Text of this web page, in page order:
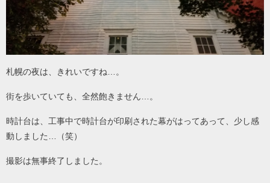
札幌の夜は、きれいですね…。
街を歩いていても、全然飽きません…。
時計台は、工事中で時計台が印刷された幕がはってあって、少し感
動しました…（笑）
撮影は無事終了しました。